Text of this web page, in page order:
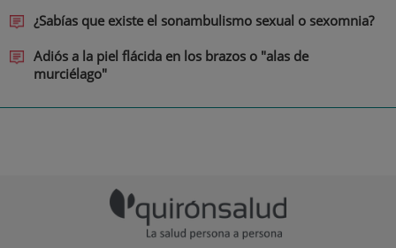
¿Sabías que existe el sonambulismo sexual o sexomnia?
Adiós a la piel flácida en los brazos o "alas de
murciélago"